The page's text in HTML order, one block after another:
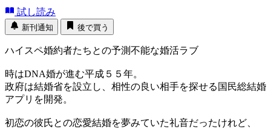
試し読み
新刊通知 後で買う
ハイスペ婚約者たちとの予測不能な婚活ラブ
時はDNA婚が進む平成５５年。
政府は結婚省を設立し、相性の良い相手を探せる国民総結婚
アプリを開発。
初恋の彼氏との恋愛結婚を夢みていた礼音だったけれど、